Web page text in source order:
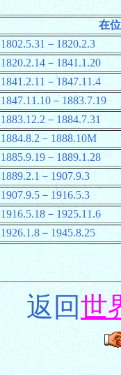
在
1802.5.31－1820.2.3
1820.2.14－1841.1.20
1841.2.11－1847.11.4
1847.11.10－1883.7.19
1883.12.2－1884.7.31
1884.8.2－1888.10M
1885.9.19－1889.1.28
1889.2.1－1907.9.3
1907.9.5－1916.5.3
1916.5.18－1925.11.6
1926.1.8－1945.8.25
返回世